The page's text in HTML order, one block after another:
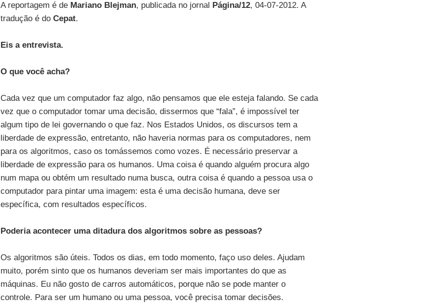
A reportagem é de Mariano Blejman, publicada no jornal Página/12, 04-07-2012. A
tradução é do Cepat.
Eis a entrevista.
O que você acha?
Cada vez que um computador faz algo, não pensamos que ele esteja falando. Se cada
vez que o computador tomar uma decisão, dissermos que “fala”, é impossível ter
algum tipo de lei governando o que faz. Nos Estados Unidos, os discursos tem a
liberdade de expressão, entretanto, não haveria normas para os computadores, nem
para os algoritmos, caso os tomássemos como vozes. É necessário preservar a
liberdade de expressão para os humanos. Uma coisa é quando alguém procura algo
num mapa ou obtém um resultado numa busca, outra coisa é quando a pessoa usa o
computador para pintar uma imagem: esta é uma decisão humana, deve ser
específica, com resultados específicos.
Poderia acontecer uma ditadura dos algoritmos sobre as pessoas?
Os algoritmos são úteis. Todos os dias, em todo momento, faço uso deles. Ajudam
muito, porém sinto que os humanos deveriam ser mais importantes do que as
máquinas. Eu não gosto de carros automáticos, porque não se pode manter o
controle. Para ser um humano ou uma pessoa, você precisa tomar decisões.